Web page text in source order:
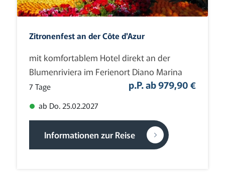
Zitronenfest an der Côte d'Azur
mit komfortablem Hotel direkt an der
Blumenriviera im Ferienort Diano Marina
7 Tage
ab Do. 25.02.2027
p.P. ab 979,90 €
Informationen zur Reise